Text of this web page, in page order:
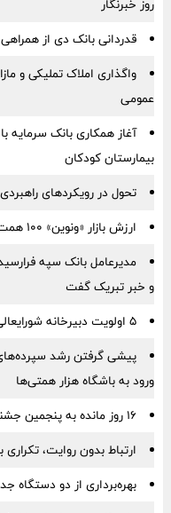
روز خبرنگار
قدردانی بانک دی از
واگذاری املاک تملیکی و
عمومی
آغاز همکاری بانک سرمایه
بیمارستان کودکان
تحول در رویکردهای
ارزش بازار «ونوین» 100 همت شد
مدیرعامل بانک سپه
و خبر تبریک گفت
5 اولویت دبیرخانه شورایعالی برای تحول در مناطق آزاد
پیشی گرفتن رشد
ورود به باشگاه هزار همتی‌ها
16 روز مانده به پنجمین جشنواره ایما
ارتباط بدون روایت،
بهره‌برداری از دو دستگاه